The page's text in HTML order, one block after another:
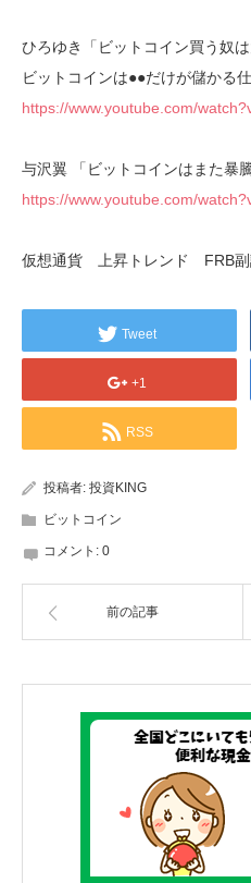
ひろゆき「ビットコイン買う奴
ビットコインは●●だけが儲かる仕
https://www.youtube.com/
与沢翼 「ビットコインはまた暴
https://www.youtube.com/
仮想通貨 上昇トレンド FRB
Tweet
+1
RSS
投稿者: 投資KING
ビットコイン
コメント: 0
前の記事